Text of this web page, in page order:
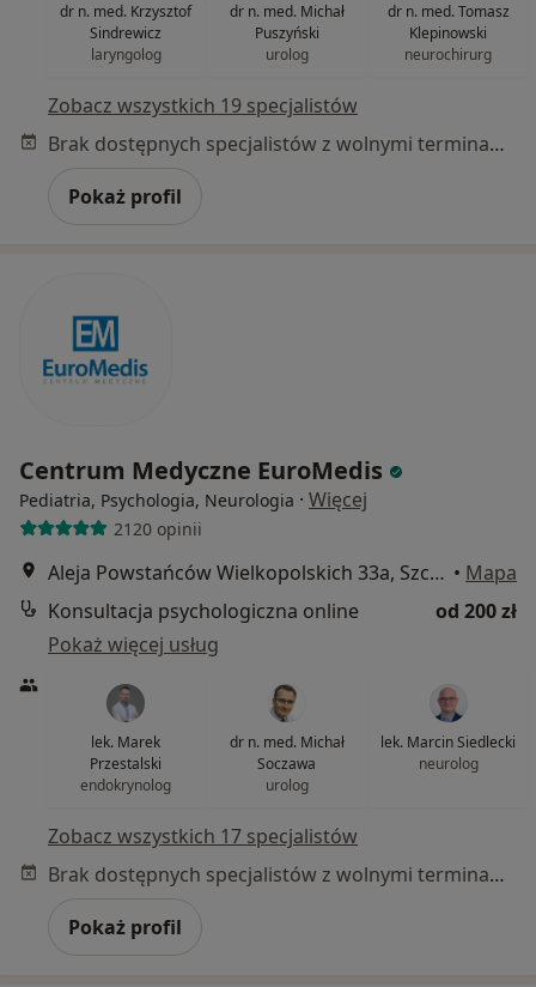
dr n. med. Krzysztof
Sindrewicz
laryngolog
dr n. med. Michał
Puszyński
urolog
dr n. med. Tomasz
Klepinowski
neurochirurg
Zobacz wszystkich 19 specjalistów
Brak dostępnych specjalistów z wolnymi terminami w tym centrum medycznym.
Pokaż profil
Centrum Medyczne EuroMedis
Pediatria, Psychologia, Neurologia · Więcej
2120 opinii
Aleja Powstańców Wielkopolskich 33a, Szczecin • Mapa
Konsultacja psychologiczna online
od 200 zł
Pokaż więcej usług
lek. Marek
Przestalski
endokrynolog
dr n. med. Michał
Soczawa
urolog
lek. Marcin Siedlecki
neurolog
Zobacz wszystkich 17 specjalistów
Brak dostępnych specjalistów z wolnymi terminami w tym centrum medycznym.
Pokaż profil